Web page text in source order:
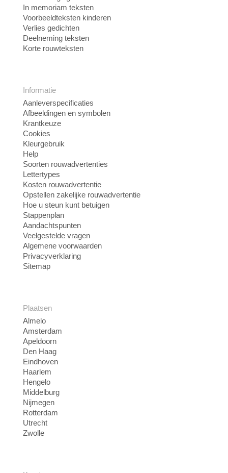
In memoriam teksten
Voorbeeldteksten kinderen
Verlies gedichten
Deelneming teksten
Korte rouwteksten
Informatie
Aanleverspecificaties
Afbeeldingen en symbolen
Krantkeuze
Cookies
Kleurgebruik
Help
Soorten rouwadvertenties
Lettertypes
Kosten rouwadvertentie
Opstellen zakelijke rouwadvertentie
Hoe u steun kunt betuigen
Stappenplan
Aandachtspunten
Veelgestelde vragen
Algemene voorwaarden
Privacyverklaring
Sitemap
Plaatsen
Almelo
Amsterdam
Apeldoorn
Den Haag
Eindhoven
Haarlem
Hengelo
Middelburg
Nijmegen
Rotterdam
Utrecht
Zwolle